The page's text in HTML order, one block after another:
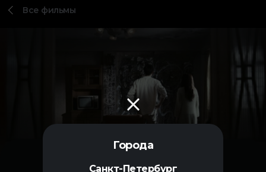
Города
Санкт-Петербург
Все фильмы